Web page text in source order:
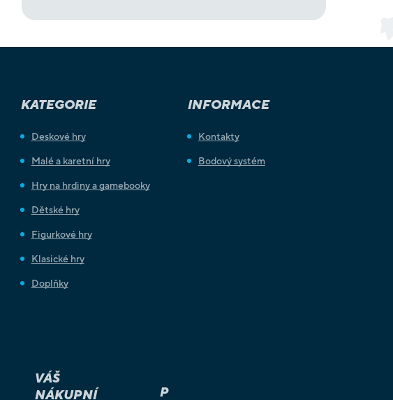
KATEGORIE
Deskové hry
Malé a karetní hry
Hry na hrdiny a gamebooky
Dětské hry
Figurkové hry
Klasické hry
Doplňky
INFORMACE
Kontakty
Bodový systém
VÁŠ
NÁKUPNÍ
P